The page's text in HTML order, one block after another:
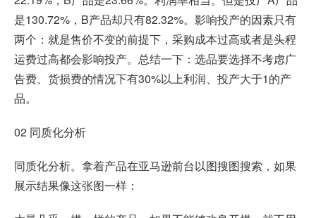
是130.72%，B产品却只有82.32%。影响投产的因素只有
两个：就是售价不变的前提下，采购成本过高或者是头程
运费过高都会影响投产。总结一下：选品要选择不考虑广
告费、货损费的情况下有30%以上利润、投产大于1的产
品。
02 同质化分析
同质化分析。拿着产品在亚马逊前台以图搜图搜索，如果
展示结果像这张图一样：